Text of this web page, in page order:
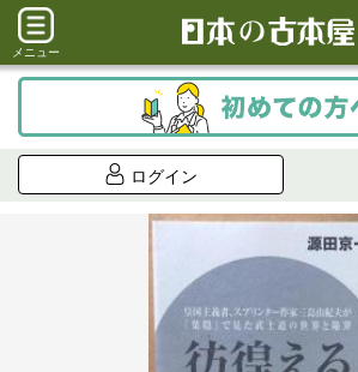
メニュー
ログイン